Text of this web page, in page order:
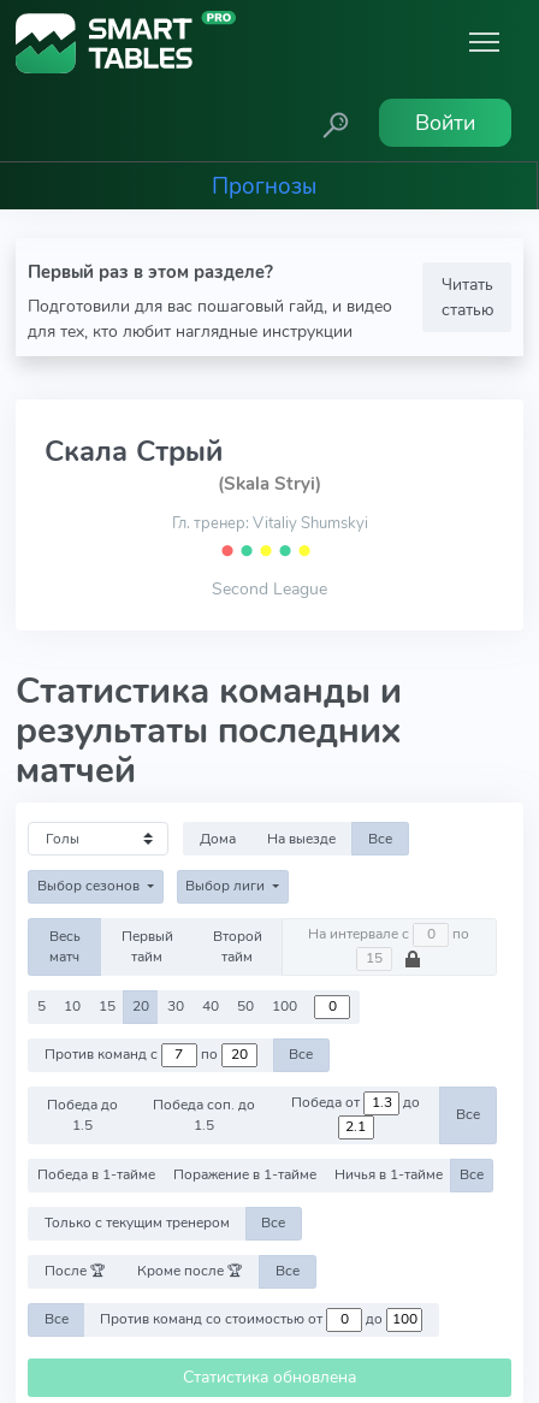
Войти
Прогнозы
Первый раз в этом разделе?
Подготовили для вас пошаговый гайд, и видео
для тех, кто любит наглядные инструкции
Читать
статью
Скала Стрый
(Skala Stryi)
Гл. тренер: Vitaliy Shumskyi
⬤ ⬤ ⬤ ⬤ ⬤
Second League
Статистика команды и
результаты последних
матчей
Дома На выезде Все
Выбор сезонов Выбор лиги
Весь
матч
Первый
тайм
Второй
тайм
На интервале с по
5 10 15 20 30 40 50 100
Против команд с по Все
Победа до
1.5
Победа соп. до
1.5
Победа от до
Все
Победа в 1-тайме Поражение в 1-тайме Ничья в 1-тайме Все
Только с текущим тренером Все
После 🏆 Кроме после 🏆 Все
Все Против команд со стоимостью от до
Статистика обновлена